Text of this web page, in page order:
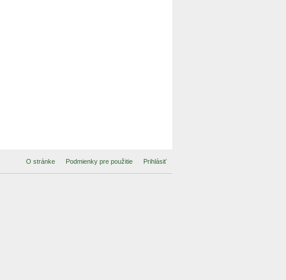
O stránke Podmienky pre použitie Prihlásiť